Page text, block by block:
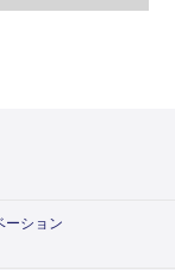
ーション